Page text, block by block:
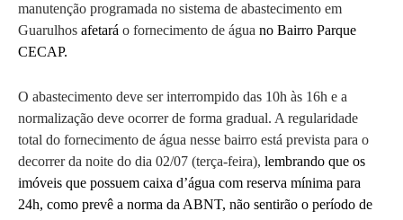
manutenção programada no sistema de abastecimento em
Guarulhos afetará o fornecimento de água no Bairro Parque
CECAP.
O abastecimento deve ser interrompido das 10h às 16h e a
normalização deve ocorrer de forma gradual. A regularidade
total do fornecimento de água nesse bairro está prevista para o
decorrer da noite do dia 02/07 (terça-feira), lembrando que os
imóveis que possuem caixa d’água com reserva mínima para
24h, como prevê a norma da ABNT, não sentirão o período de